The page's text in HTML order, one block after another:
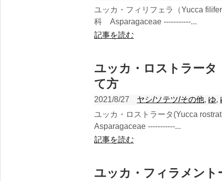
ユッカ・フィリフェラ（Yucca
科 Asparagaceae -----------...
記事を読む
ユッカ・ロストラー
て方
2021/8/27 ヤシ/ソテツ/その他, ゆ,
ユッカ・ロストラータ(Yucca
Asparagaceae -----------...
記事を読む
ユッカ・フィラメン